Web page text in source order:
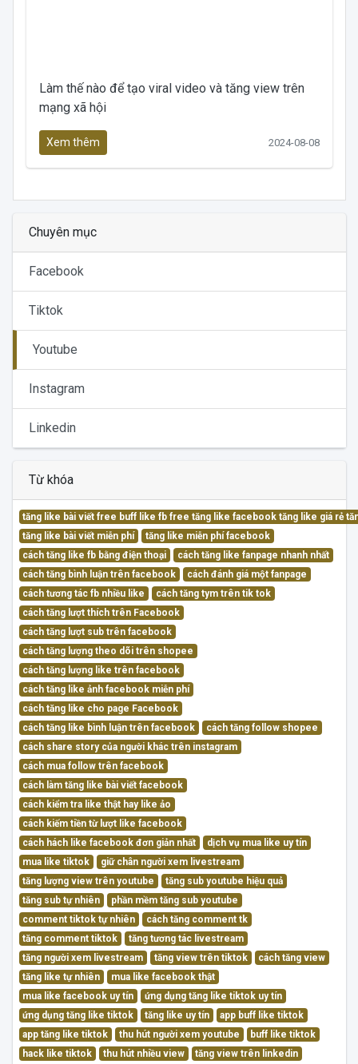
Làm thế nào để tạo viral video và tăng view trên
mạng xã hội
Xem thêm 2024-08-08
Chuyên mục
Facebook
Tiktok
Youtube
Instagram
Linkedin
Từ khóa
tăng like bài viết free buff like fb free tăng like facebook tăng like giá rẻ
tăng like bài viết miễn phí
tăng like miễn phí facebook
cách tăng like fb bằng điện thoại
cách tăng like fanpage nhanh nhất
cách tăng bình luận trên facebook
cách đánh giá một fanpage
cách tương tác fb nhiều like
cách tăng tym trên tik tok
cách tăng lượt thích trên Facebook
cách tăng lượt sub trên facebook
cách tăng lượng theo dõi trên shopee
cách tăng lượng like trên facebook
cách tăng like ảnh facebook miễn phí
cách tăng like cho page Facebook
cách tăng like bình luận trên facebook
cách tăng follow shopee
cách share story của người khác trên instagram
cách mua follow trên facebook
cách làm tăng like bài viết facebook
cách kiểm tra like thật hay like ảo
cách kiếm tiền từ lượt like facebook
cách hách like facebook đơn giản nhất
dịch vụ mua like uy tín
mua like tiktok
giữ chân người xem livestream
tăng lượng view trên youtube
tăng sub youtube hiệu quả
tăng sub tự nhiên
phần mềm tăng sub youtube
comment tiktok tự nhiên
cách tăng comment tk
tăng comment tiktok
tăng tương tác livestream
tăng người xem livestream
tăng view trên tiktok
cách tăng view
tăng like tự nhiên
mua like facebook thật
mua like facebook uy tín
ứng dụng tăng like tiktok uy tín
ứng dụng tăng like tiktok
tăng like uy tín
app buff like tiktok
app tăng like tiktok
thu hút người xem youtube
buff like tiktok
hack like tiktok
thu hút nhiều view tăng view trên linkedin